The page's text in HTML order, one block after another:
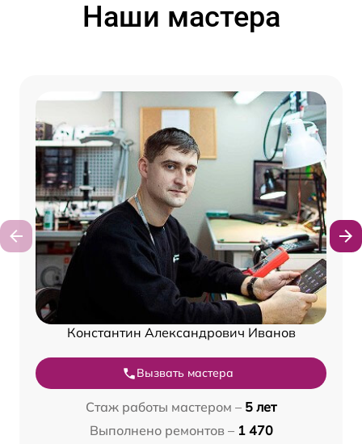
Наши мастера
Константин Александрович Иванов
Вызвать мастера
Стаж работы мастером – 5 лет
Выполнено ремонтов – 1 470